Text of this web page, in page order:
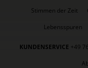
Stimmen der Zeit
Lebensspuren
KUNDENSERVICE +49